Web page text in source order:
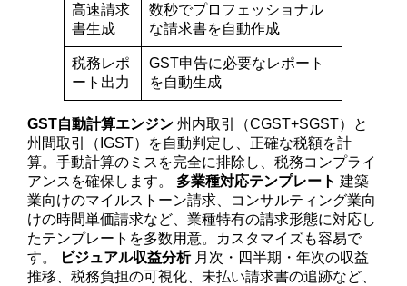
高速請求
書生成
数秒でプロフェッショナル
な請求書を自動作成
税務レポ
ート出力
GST申告に必要なレポート
を自動生成
GST自動計算エンジン 州内取引（CGST+SGST）と
州間取引（IGST）を自動判定し、正確な税額を計
算。手動計算のミスを完全に排除し、税務コンプライ
アンスを確保します。 多業種対応テンプレート 建築
業向けのマイルストーン請求、コンサルティング業向
けの時間単価請求など、業種特有の請求形態に対応し
たテンプレートを多数用意。カスタマイズも容易で
す。
ビジュアル収益分析月次・四半期・年次の収益
推移、税務負担の可視化、未払い請求書の追跡など、